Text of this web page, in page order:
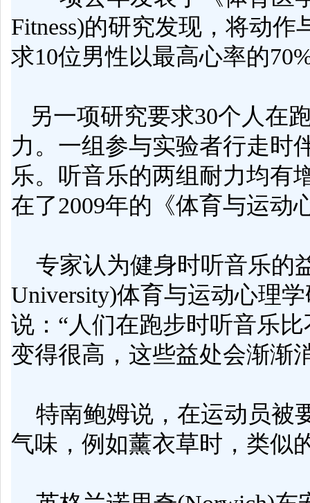
Fitness)的研究发现，将动作
求10位男性以最高心率的
另一项研究要求30个人在
力。一组参与实验者行走时
乐。听音乐的两组耐力均有
在了2009年的《体育与运动
专家认为健身时听音乐的
University)体育与运动心理
说：“人们在跑步时听音乐
变得很高，这些益处会渐渐
特南鲍姆说，在运动员被
气味，例如薰衣草时，类似